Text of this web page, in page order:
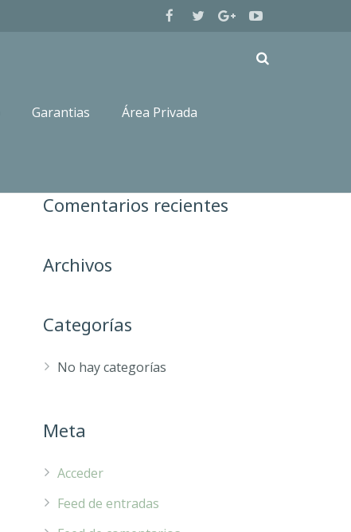
Garantias Área Privada
Comentarios recientes
Archivos
Categorías
No hay categorías
Meta
Acceder
Feed de entradas